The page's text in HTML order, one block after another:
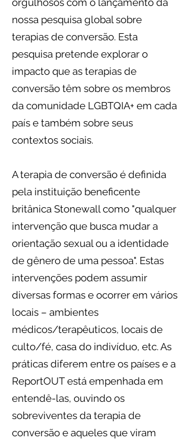
orgulhosos com o lançamento da
nossa pesquisa global sobre
terapias de conversão. Esta
pesquisa pretende explorar o
impacto que as terapias de
conversão têm sobre os membros
da comunidade LGBTQIA+ em cada
país e também sobre seus
contextos sociais.
A terapia de conversão é definida
pela instituição beneficente
britânica Stonewall como "qualquer
intervenção que busca mudar a
orientação sexual ou a identidade
de gênero de uma pessoa". Estas
intervenções podem assumir
diversas formas e ocorrer em vários
locais – ambientes
médicos/terapêuticos, locais de
culto/fé, casa do indivíduo, etc. As
práticas diferem entre os países e a
ReportOUT está empenhada em
entendê-las, ouvindo os
sobreviventes da terapia de
conversão e aqueles que viram